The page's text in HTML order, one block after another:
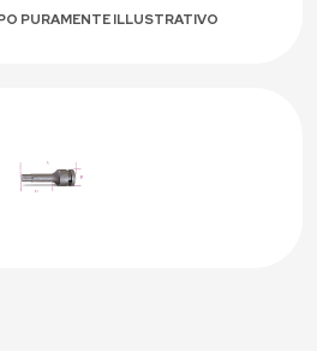
PURAMENTE ILLUSTRATIVO